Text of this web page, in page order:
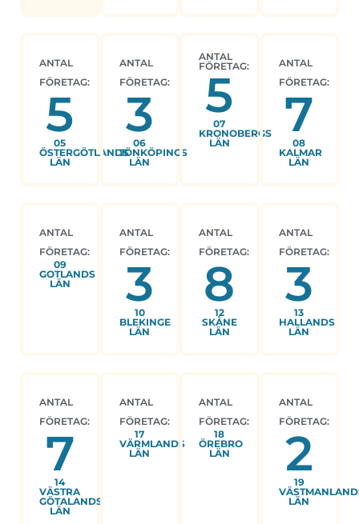
ANTAL
FÖRETAG:
5
05
ÖSTERGÖTLANDS
LÄN
ANTAL
FÖRETAG:
3
06
JÖNKÖPINGS
LÄN
ANTAL
FÖRETAG:
5
07
KRONOBERGS
LÄN
ANTAL
FÖRETAG:
7
08
KALMAR
LÄN
ANTAL
FÖRETAG:
09
GOTLANDS
LÄN
ANTAL
FÖRETAG:
3
10
BLEKINGE
LÄN
ANTAL
FÖRETAG:
8
12
SKÅNE
LÄN
ANTAL
FÖRETAG:
3
13
HALLANDS
LÄN
ANTAL
FÖRETAG:
7
14
VÄSTRA
GÖTALANDS
LÄN
ANTAL
FÖRETAG:
17
VÄRMLANDS
LÄN
ANTAL
FÖRETAG:
18
ÖREBRO
LÄN
ANTAL
FÖRETAG:
2
19
LÄN